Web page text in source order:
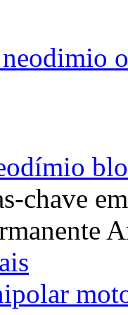
chave